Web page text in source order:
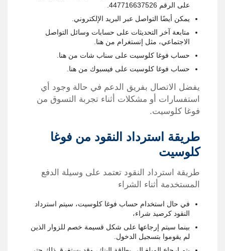
على الرقم 447716637526.
يمكن أيضًا التواصل عبر البريد الإلكتروني.
متابعة آخر التحديثات على حسابات وسائل التواصل
الاجتماعي، مثل إنستغرام من هنا
حساب فوغا كلوسيت على سناب شات من هنا
حساب فوغا كلوسيت على فيسبوك من هنا
يفضل الاتصال بفريق الدعم في حالة وجود أي
استفسارات أو مشكلات أثناء تجربة التسوق من
فوغا كلوسيت.
طريقة استرداد النقود من فوغا
كلوسيت
طريقة استرداد النقود تعتمد على وسيلة الدفع
المستخدمة أثناء الشراء
في حال استخدام حساب فوغا كلوسيت، سيتم استرداد
النقود كرصيد شراء،
بينما سيتم إرجاعها على شكل قسيمة خصم للزوار الذين
لم يقوموا بتسجيل الدخول.